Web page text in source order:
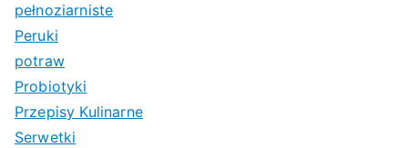
pełnoziarniste
Peruki
potraw
Probiotyki
Przepisy Kulinarne
Serwetki